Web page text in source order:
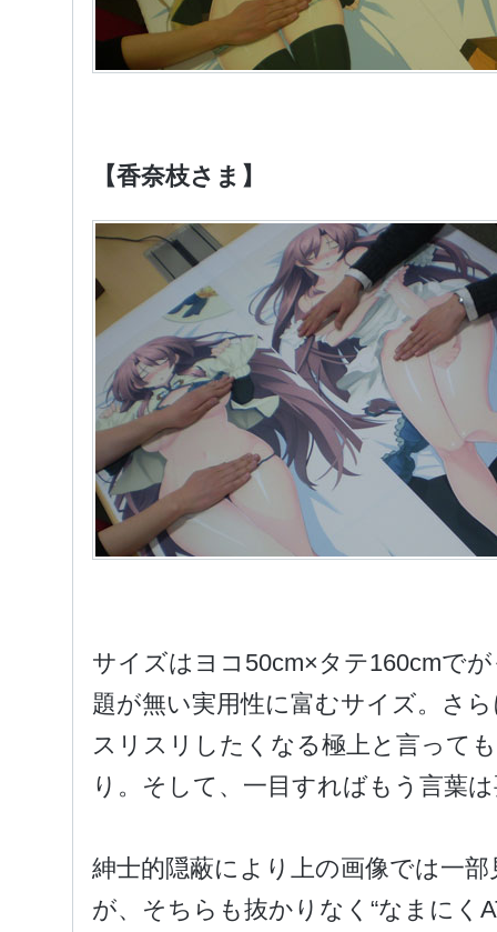
【香奈枝さま】
サイズはヨコ50cm×タテ160cmで
題が無い実用性に富むサイズ。さ
スリスリしたくなる極上と言って
り。そして、一目すればもう言葉
紳士的隠蔽により上の画像では一
が、そちらも抜かりなく“なまにく